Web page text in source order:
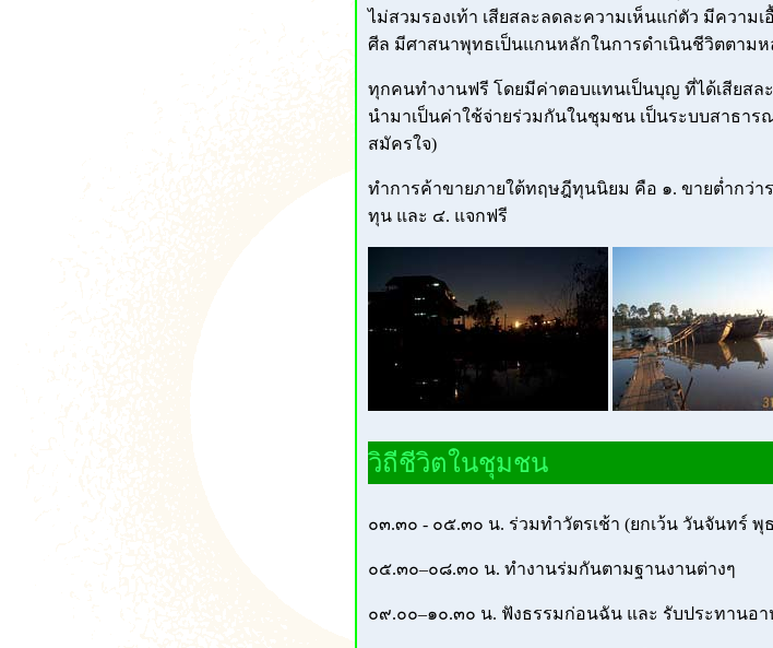
ไม่สวมรองเท้า เสียสละลดละความเห็นแก่ตัว มีความ
ศีล มีศาสนาพุทธเป็นแกนหลักในการดำเนินชีวิตตาม
ทุกคนทำงานฟรี โดยมีค่าตอบแทนเป็นบุญ ที่ได้เสียสล
นำมาเป็นค่าใช้จ่ายร่วมกันในชุมชน เป็นระบบสาธา
สมัครใจ)
ทำการค้าขายภายใต้ทฤษฎีทุนนิยม คือ ๑. ขายต่ำกว่า
ทุน และ ๔. แจกฟรี
วิถีชีวิตในชุมชน
๐๓.๓๐ - ๐๕.๓๐ น. ร่วมทำวัตรเช้า (ยกเว้น วันจันทร์ พุ
๐๕.๓๐–๐๘.๓๐ น. ทำงานร่มกันตามฐานงานต่างๆ
๐๙.๐๐–๑๐.๓๐ น. ฟังธรรมก่อนฉัน และ รับประทานอ